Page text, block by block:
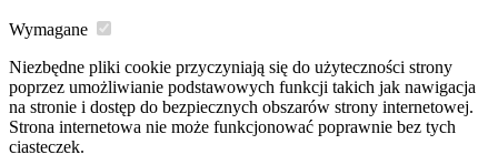
Wymagane
Niezbędne pliki cookie przyczyniają się do użyteczności strony
poprzez umożliwianie podstawowych funkcji takich jak nawigacja
na stronie i dostęp do bezpiecznych obszarów strony internetowej.
Strona internetowa nie może funkcjonować poprawnie bez tych
ciasteczek.